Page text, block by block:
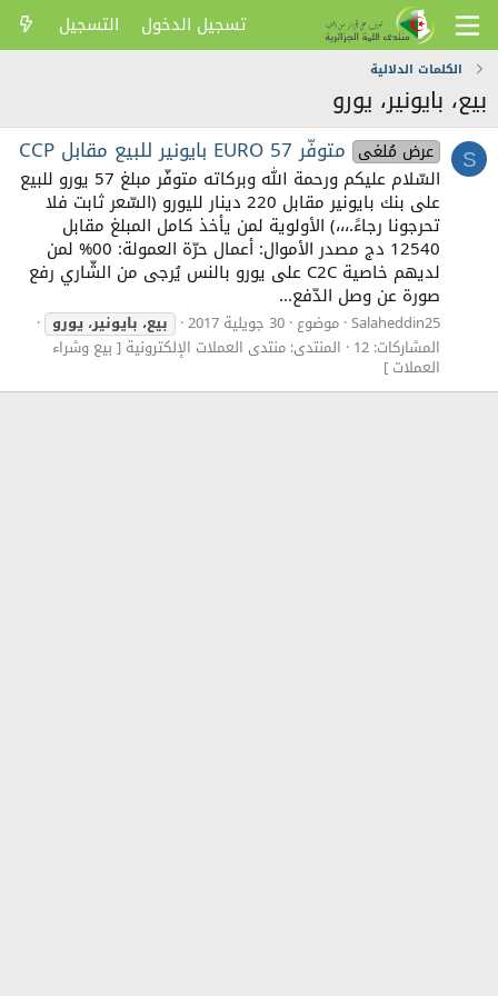
تسجيل الدخول التسجيل
الكلمات الدلالية
بيع، بايونير، يورو
S عرض مُلغى متوفّر 57 EURO بايونير للبيع مقابل CCP
السّلام عليكم ورحمة الله وبركاته متوفّر مبلغ 57 يورو للبيع
على بنك بايونير مقابل 220 دينار لليورو (السّعر ثابت فلا
تحرجونا رجاءً.،،،) الأولوية لمن يأخذ كامل المبلغ مقابل
12540 دج مصدر الأموال: أعمال حرّة العمولة: 00% لمن
لديهم خاصية C2C على يورو بالنس يُرجى من الشّاري رفع
صورة عن وصل الدّفع...
Salaheddin25 موضوع 30 جويلية 2017 بيع،بايونير،يورو
المشاركات: 12
المنتدى: منتدى العملات الإلكترونية [ بيع وشراء
العملات ]